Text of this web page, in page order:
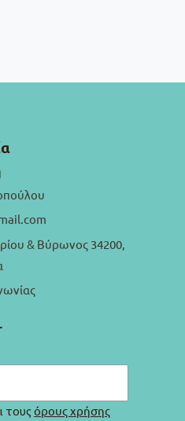
& Βύρωνος 34200,
τουςόρους χρήσης